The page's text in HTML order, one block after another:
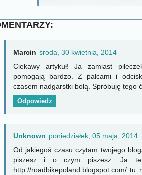
Marcin środa, 30 kwietnia, 2014
Ciekawy artykuł! Ja zamiast
pomogają bardzo. Z palcami i
czasem nadgarstki bolą. Spróbuję tego
Odpowiedz
Unknown poniedziałek, 05 maja, 2014
Od jakiegoś czasu czytam twojego
piszesz i o czym piszesz. Ja też
http://roadbikepoland.blogspot.com/